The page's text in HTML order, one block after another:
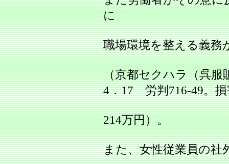
に
職場環境を整える義務
（京都セクハラ（呉
4．17 労判716‐49。
214万円）。
また、女性従業員の社